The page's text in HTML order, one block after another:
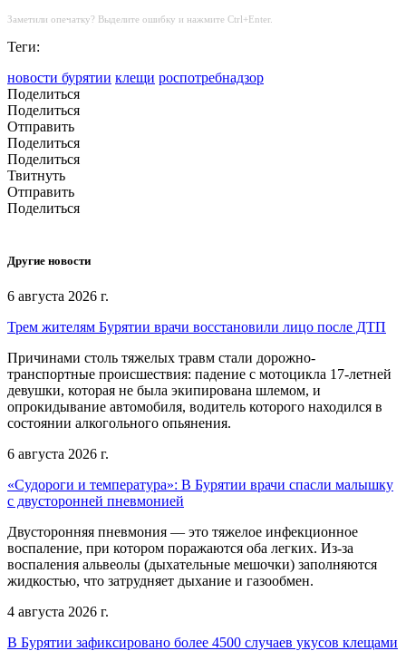
Заметили опечатку? Выделите ошибку и нажмите Ctrl+Enter.
Теги:
новости бурятии клещи роспотребнадзор
Поделиться
Поделиться
Отправить
Поделиться
Поделиться
Твитнуть
Отправить
Поделиться
Другие новости
6 августа 2026 г.
Трем жителям Бурятии врачи восстановили лицо после ДТП
Причинами столь тяжелых травм стали дорожно-
транспортные происшествия: падение с мотоцикла 17-летней
девушки, которая не была экипирована шлемом, и
опрокидывание автомобиля, водитель которого находился в
состоянии алкогольного опьянения.
6 августа 2026 г.
«Судороги и температура»: В Бурятии врачи спасли малышку
с двусторонней пневмонией
Двусторонняя пневмония — это тяжелое инфекционное
воспаление, при котором поражаются оба легких. Из-за
воспаления альвеолы (дыхательные мешочки) заполняются
жидкостью, что затрудняет дыхание и газообмен.
4 августа 2026 г.
В Бурятии зафиксировано более 4500 случаев укусов клещами